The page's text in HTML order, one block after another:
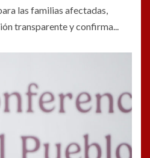
las familias afectadas,
transparente y confirma...